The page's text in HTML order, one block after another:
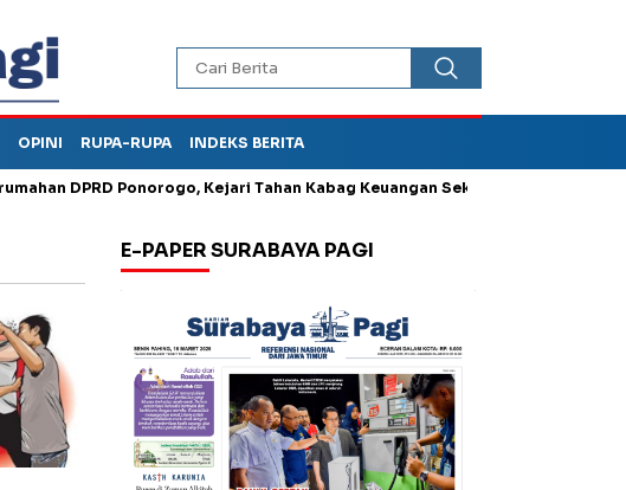
OPINI RUPA-RUPA INDEKS BERITA
DPRD Ponorogo, Kejari Tahan Kabag Keuangan Sekwan
E-PAPER SURABAYA PAGI